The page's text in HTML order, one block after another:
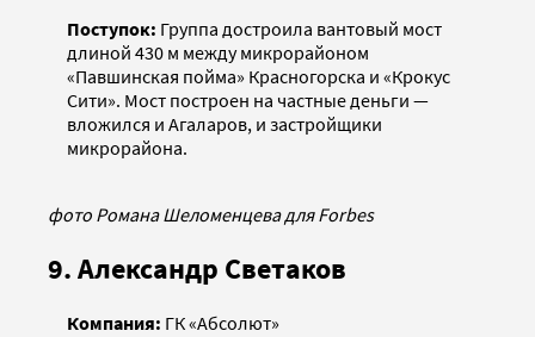
Поступок: Группа достроила вантовый мост
длиной 430 м между микрорайоном
«Павшинская пойма» Красногорска и «Крокус
Сити». Мост построен на частные деньги —
вложился и Агаларов, и застройщики
микрорайона.
фото Романа Шеломенцева для Forbes
9. Александр Светаков
Компания: ГК «Абсолют»